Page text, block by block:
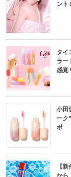
ント
タイ
ラー
感覚
小田
ーク
ポ
【